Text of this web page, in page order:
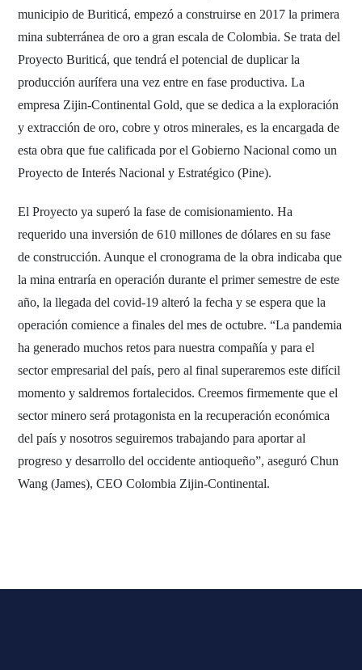
municipio de Buriticá, empezó a construirse en 2017 la primera
mina subterránea de oro a gran escala de Colombia. Se trata del
Proyecto Buriticá, que tendrá el potencial de duplicar la
producción aurífera una vez entre en fase productiva. La
empresa Zijin-Continental Gold, que se dedica a la exploración
y extracción de oro, cobre y otros minerales, es la encargada de
esta obra que fue calificada por el Gobierno Nacional como un
Proyecto de Interés Nacional y Estratégico (Pine).
El Proyecto ya superó la fase de comisionamiento. Ha
requerido una inversión de 610 millones de dólares en su fase
de construcción. Aunque el cronograma de la obra indicaba que
la mina entraría en operación durante el primer semestre de este
año, la llegada del covid-19 alteró la fecha y se espera que la
operación comience a finales del mes de octubre. “La pandemia
ha generado muchos retos para nuestra compañía y para el
sector empresarial del país, pero al final superaremos este difícil
momento y saldremos fortalecidos. Creemos firmemente que el
sector minero será protagonista en la recuperación económica
del país y nosotros seguiremos trabajando para aportar al
progreso y desarrollo del occidente antioqueño”, aseguró Chun
Wang (James), CEO Colombia Zijin-Continental.